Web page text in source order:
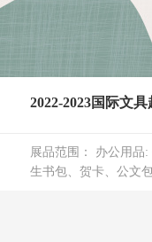
2022-2023国际文
展品范围： 办公用品
生书包、贺卡、公文